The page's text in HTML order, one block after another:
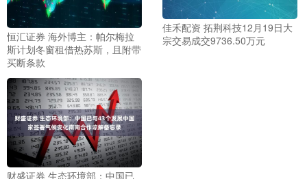
恒汇证券 海外博主：帕尔梅拉
斯计划冬窗租借热苏斯，且附带
买断条款
佳禾配资 拓荆科技12月19日大
宗交易成交9736.50万元
财盛证券 生态环境部：中国已